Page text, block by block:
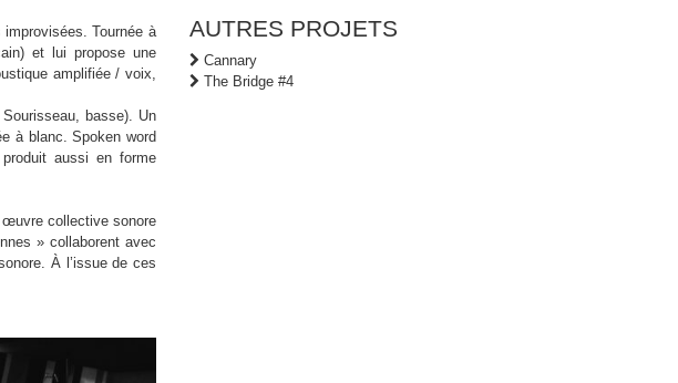
Tournée à
et lui propose une
amplifiée / voix,
basse). Un
à blanc. Spoken word
aussi en forme
œuvre collective sonore
» collaborent avec
À l’issue de ces
AUTRES PROJETS
Cannary
The Bridge #4